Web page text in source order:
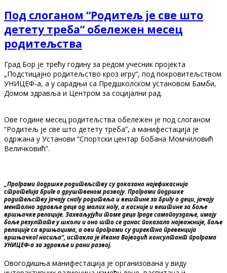
Под слоганом “Родитељ је све што
детету треба” обележен месец
родитељства
Град Бор је трећу годину за редом учесник пројекта
„Подстицајно родитељство кроз игру“, под покровитељством
УНИЦЕФ-а, а у сарадњи са Предшколском установом Бамби,
Домом здравља и Центром за социјални рад.
Ове године месец родитељства обележен је под слоганом
“Родитељ је све што детету треба”, а манифестација је
одржана у Установи “Спортски центар Бобана Момчиловић
Величковић”.
„Програми подршке родитељству су доказано најефикаснија
стратегија бриге о друштвеном развоју. Програми подршке
родитељству јачају снагу родитеља и вештине за бригу о деци, јачају
ментално здравље деце од малих ногу, а касније и вештине за боље
вршњачке релације. Захваљујући томе деца граде самопоуздање, имају
боље резултате у школи и оно што се данас показало најважније, боље
релације са вршњацима, а ови програми су директна превенција
вршњачког насиља“, истакла је Ивана Војводић консултант програма
УНИЦЕФ-а за здравље и рани развој.
Овогодишња манифестација је организована у виду